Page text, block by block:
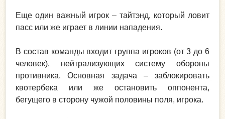
Еще один важный игрок – тайтэнд, который ловит
пасс или же играет в линии нападения.
В состав команды входит группа игроков (от 3 до 6
человек), нейтрализующих систему обороны
противника. Основная задача – заблокировать
квотербека или же остановить оппонента,
бегущего в сторону чужой половины поля, игрока.